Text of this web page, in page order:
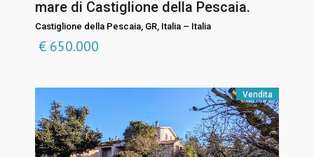
mare di Castiglione della Pescaia.
Castiglione della Pescaia, GR, Italia – Italia
€ 650.000
Vendita